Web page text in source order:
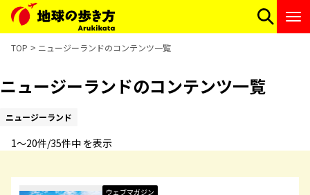
TOP ニュージーランドのコンテンツ一覧
ニュージーランドのコンテンツ一覧
ニュージーランド
1〜20件/35件中 を表示
ウェブマガジン